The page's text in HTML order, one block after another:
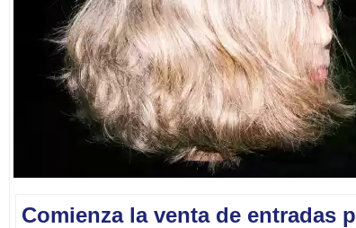
Comienza la venta de entradas